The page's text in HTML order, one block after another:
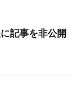
記事を非公開